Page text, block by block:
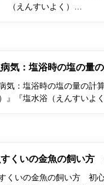
（えんすいよく）…
気：塩浴時の塩の量
気：塩浴時の塩の量の計
』『塩水浴（えんすいよ
すくいの金魚の飼い
くいの金魚の飼い方 初